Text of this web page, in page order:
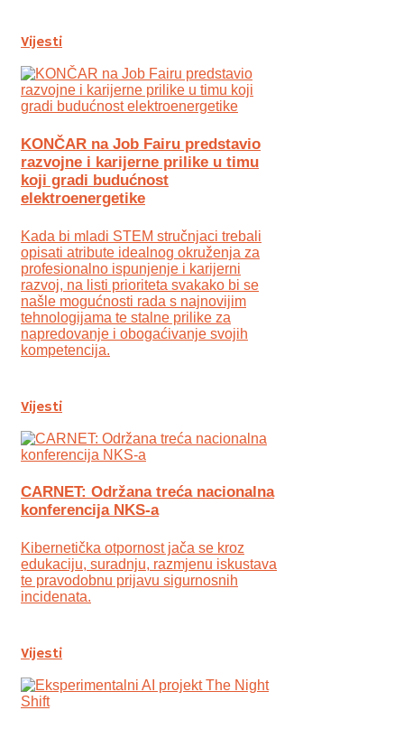
Vijesti
KONČAR na Job Fairu predstavio
razvojne i karijerne prilike u timu
koji gradi budućnost
elektroenergetike
Kada bi mladi STEM stručnjaci trebali
opisati atribute idealnog okruženja za
profesionalno ispunjenje i karijerni
razvoj, na listi prioriteta svakako bi se
našle mogućnosti rada s najnovijim
tehnologijama te stalne prilike za
napredovanje i obogaćivanje svojih
kompetencija.
Vijesti
CARNET: Održana treća nacionalna
konferencija NKS-a
Kibernetička otpornost jača se kroz
edukaciju, suradnju, razmjenu iskustava
te pravodobnu prijavu sigurnosnih
incidenata.
Vijesti